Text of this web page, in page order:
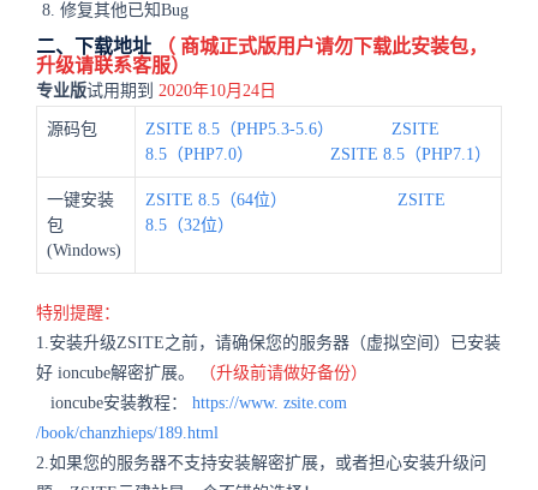
修复其他已知Bug
二、下载地址 （ 商城正式版用户请勿下载此安装包，
升级请联系客服）
专业版试用期到 2020年10月24日
源码包 ZSITE 8.5（PHP5.3-5.6）
ZSITE
8.5（PHP7.0）
ZSITE 8.5（PHP7.1）
一键安装
包
(Windows)
ZSITE 8.5（64位）
ZSITE
8.5（32位）
特别提醒：
1.安装升级ZSITE之前，请确保您的服务器（虚拟空间）已安装
好 ioncube解密扩展。
（升级前请做好备份）
ioncube安装教程： https://www. zsite.com
/book/chanzhieps/189.html
2.如果您的服务器不支持安装解密扩展，或者担心安装升级问